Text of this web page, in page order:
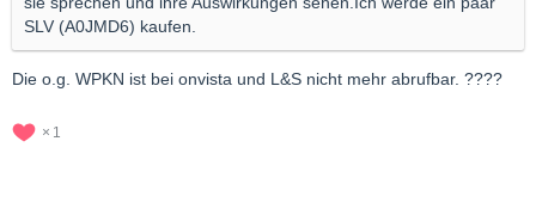
SLV (A0JMD6) kaufen.
Die o.g. WPKN ist bei onvista und L&S nicht mehr abrufbar. ????
1